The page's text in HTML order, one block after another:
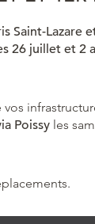
Lazare
26 juillet et 2
Poissy les